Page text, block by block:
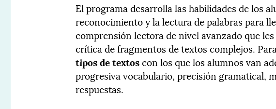
El programa desarrolla las habilidades de los
reconocimiento y la lectura de palabras para
comprensión lectora de nivel avanzado que
crítica de fragmentos de textos complejos.
tipos de textoscon los que los alumnos van
progresiva vocabulario, precisión gramatical,
respuestas.